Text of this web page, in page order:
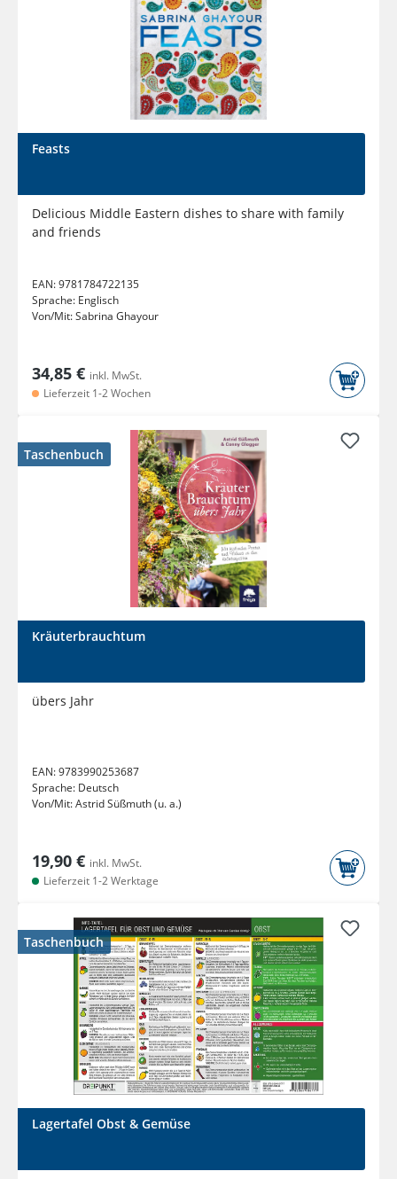
Feasts
Delicious Middle Eastern dishes to share with family
and friends
EAN:9781784722135
Sprache: Englisch
Von/Mit:Sabrina Ghayour
34,85 € inkl. MwSt.
Lieferzeit 1-2 Wochen
Taschenbuch
Kräuterbrauchtum
übers Jahr
EAN:9783990253687
Sprache: Deutsch
Von/Mit:Astrid Süßmuth (u. a.)
19,90 € inkl. MwSt.
Lieferzeit 1-2 Werktage
Taschenbuch
Lagertafel Obst & Gemüse